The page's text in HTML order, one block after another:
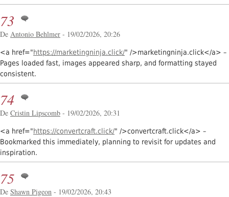
73
De Antonio Behlmer - 19/02/2026, 20:26
<a href="https://marketingninja.click/" />marketingninja.click</a> –
Pages loaded fast, images appeared sharp, and formatting stayed
consistent.
74
De Cristin Lipscomb - 19/02/2026, 20:31
<a href="https://convertcraft.click/" />convertcraft.click</a> –
Bookmarked this immediately, planning to revisit for updates and
inspiration.
75
De Shawn Pigeon - 19/02/2026, 20:43